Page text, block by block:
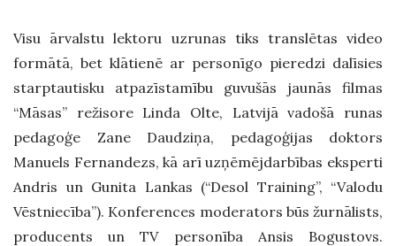
Visu ārvalstu lektoru uzrunas tiks translētas video
formātā, bet klātienē ar personīgo pieredzi dalīsies
starptautisku atpazīstamību guvušās jaunās filmas
“Māsas” režisore Linda Olte, Latvijā vadošā runas
pedagoģe Zane Daudziņa, pedagoģijas doktors
Manuels Fernandezs, kā arī uzņēmējdarbības eksperti
Andris un Gunita Lankas (“Desol Training”, “Valodu
Vēstniecība”). Konferences moderators būs žurnālists,
producents un TV personība Ansis Bogustovs.